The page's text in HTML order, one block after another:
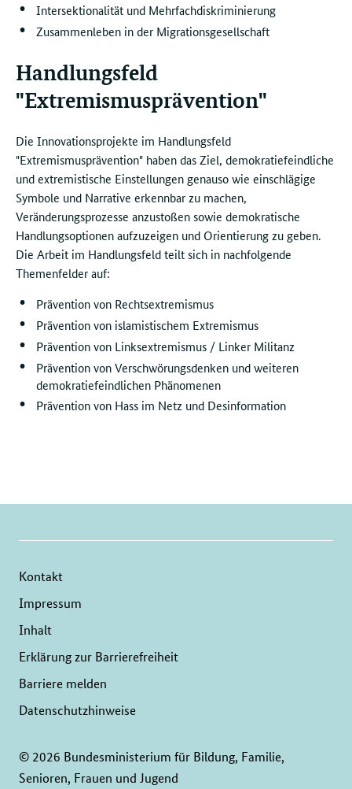
Intersektionalität und Mehrfachdiskriminierung
Zusammenleben in der Migrationsgesellschaft
Handlungsfeld
"Extremismusprävention"
Die Innovationsprojekte im Handlungsfeld
"Extremismusprävention" haben das Ziel, demokratiefeindliche
und extremistische Einstellungen genauso wie einschlägige
Symbole und Narrative erkennbar zu machen,
Veränderungsprozesse anzustoßen sowie demokratische
Handlungsoptionen aufzuzeigen und Orientierung zu geben.
Die Arbeit im Handlungsfeld teilt sich in nachfolgende
Themenfelder auf:
Prävention von Rechtsextremismus
Prävention von islamistischem Extremismus
Prävention von Linksextremismus / Linker Militanz
Prävention von Verschwörungsdenken und weiteren
demokratiefeindlichen Phänomenen
Prävention von Hass im Netz und Desinformation
© 2026 Bundesministerium für Bildung, Familie,
Senioren, Frauen und Jugend
Kontakt
Impressum
Inhalt
Erklärung zur Barrierefreiheit
Barriere melden
Datenschutzhinweise